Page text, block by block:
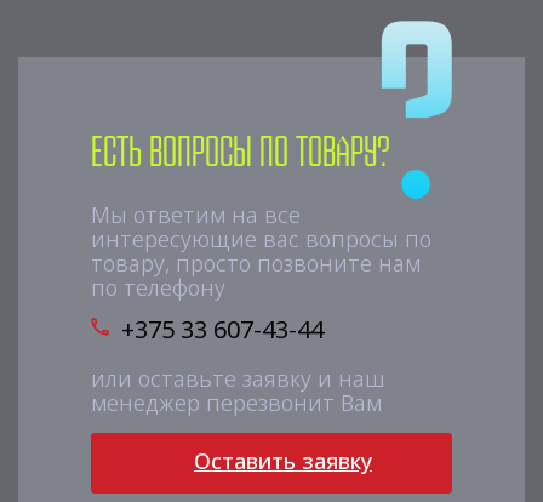
Есть вопросы по товару?
Мы ответим на все
интересующие вас вопросы по
товару, просто позвоните нам
по телефону
+375 33 607-43-44
или оставьте заявку и наш
менеджер перезвонит Вам
Оставить заявку